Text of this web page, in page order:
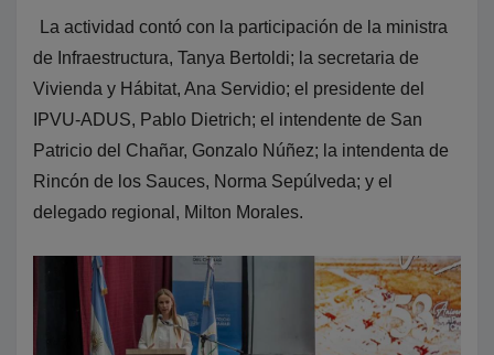
La actividad contó con la participación de la ministra
de Infraestructura, Tanya Bertoldi; la secretaria de
Vivienda y Hábitat, Ana Servidio; el presidente del
IPVU-ADUS, Pablo Dietrich; el intendente de San
Patricio del Chañar, Gonzalo Núñez; la intendenta de
Rincón de los Sauces, Norma Sepúlveda; y el
delegado regional, Milton Morales.